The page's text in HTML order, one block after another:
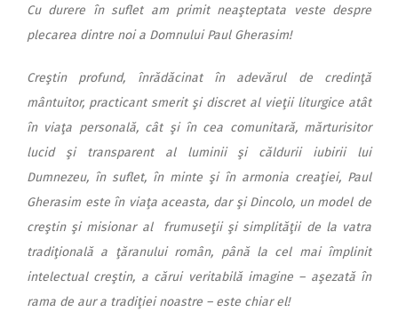
Cu durere în suflet am primit neaşteptata veste despre
plecarea dintre noi a Domnului Paul Gherasim!
Creştin profund, înrădăcinat în adevărul de credinţă
mântuitor, practicant smerit şi discret al vieţii liturgice atât
în viaţa personală, cât şi în cea comunitară, mărturisitor
lucid şi transparent al luminii şi căldurii iubirii lui
Dumnezeu, în suflet, în minte şi în armonia creaţiei, Paul
Gherasim este în viaţa aceasta, dar şi Dincolo, un model de
creştin şi misionar al frumuseţii şi simplităţii de la vatra
tradiţională a ţăranului român, până la cel mai împlinit
intelectual creştin, a cărui veritabilă imagine – aşezată în
rama de aur a tradiţiei noastre – este chiar el!